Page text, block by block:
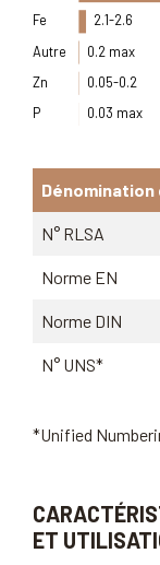
Fe
2.1-2.6
Autre
0.2 max
Zn
0.05-0.2
P
0.03 max
Dénomination
N° RLSA
Norme EN
Norme DIN
N° UNS*
*Unified
ET